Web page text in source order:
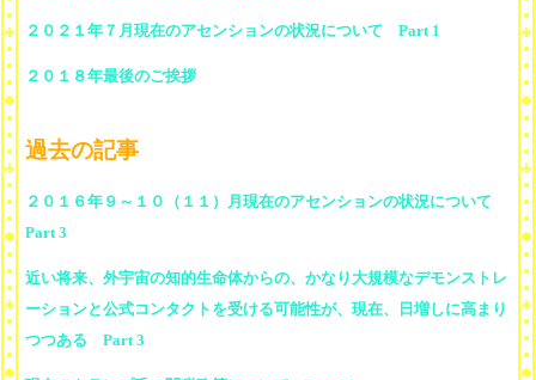
２０２１年７月現在のアセンションの状況について Part 1
２０１８年最後のご挨拶
過去の記事
２０１６年９～１０（１１）月現在のアセンションの状況について
Part 3
近い将来、外宇宙の知的生命体からの、かなり大規模なデモンストレ
ーションと公式コンタクトを受ける可能性が、現在、日増しに高まり
つつある Part 3